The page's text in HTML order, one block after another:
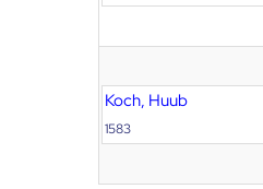
Koch, Huub
1583